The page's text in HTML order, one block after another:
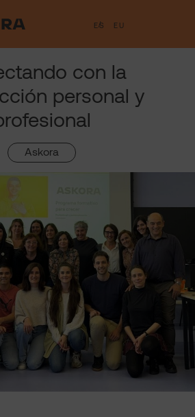
ES EU
con la
personal y
Askora